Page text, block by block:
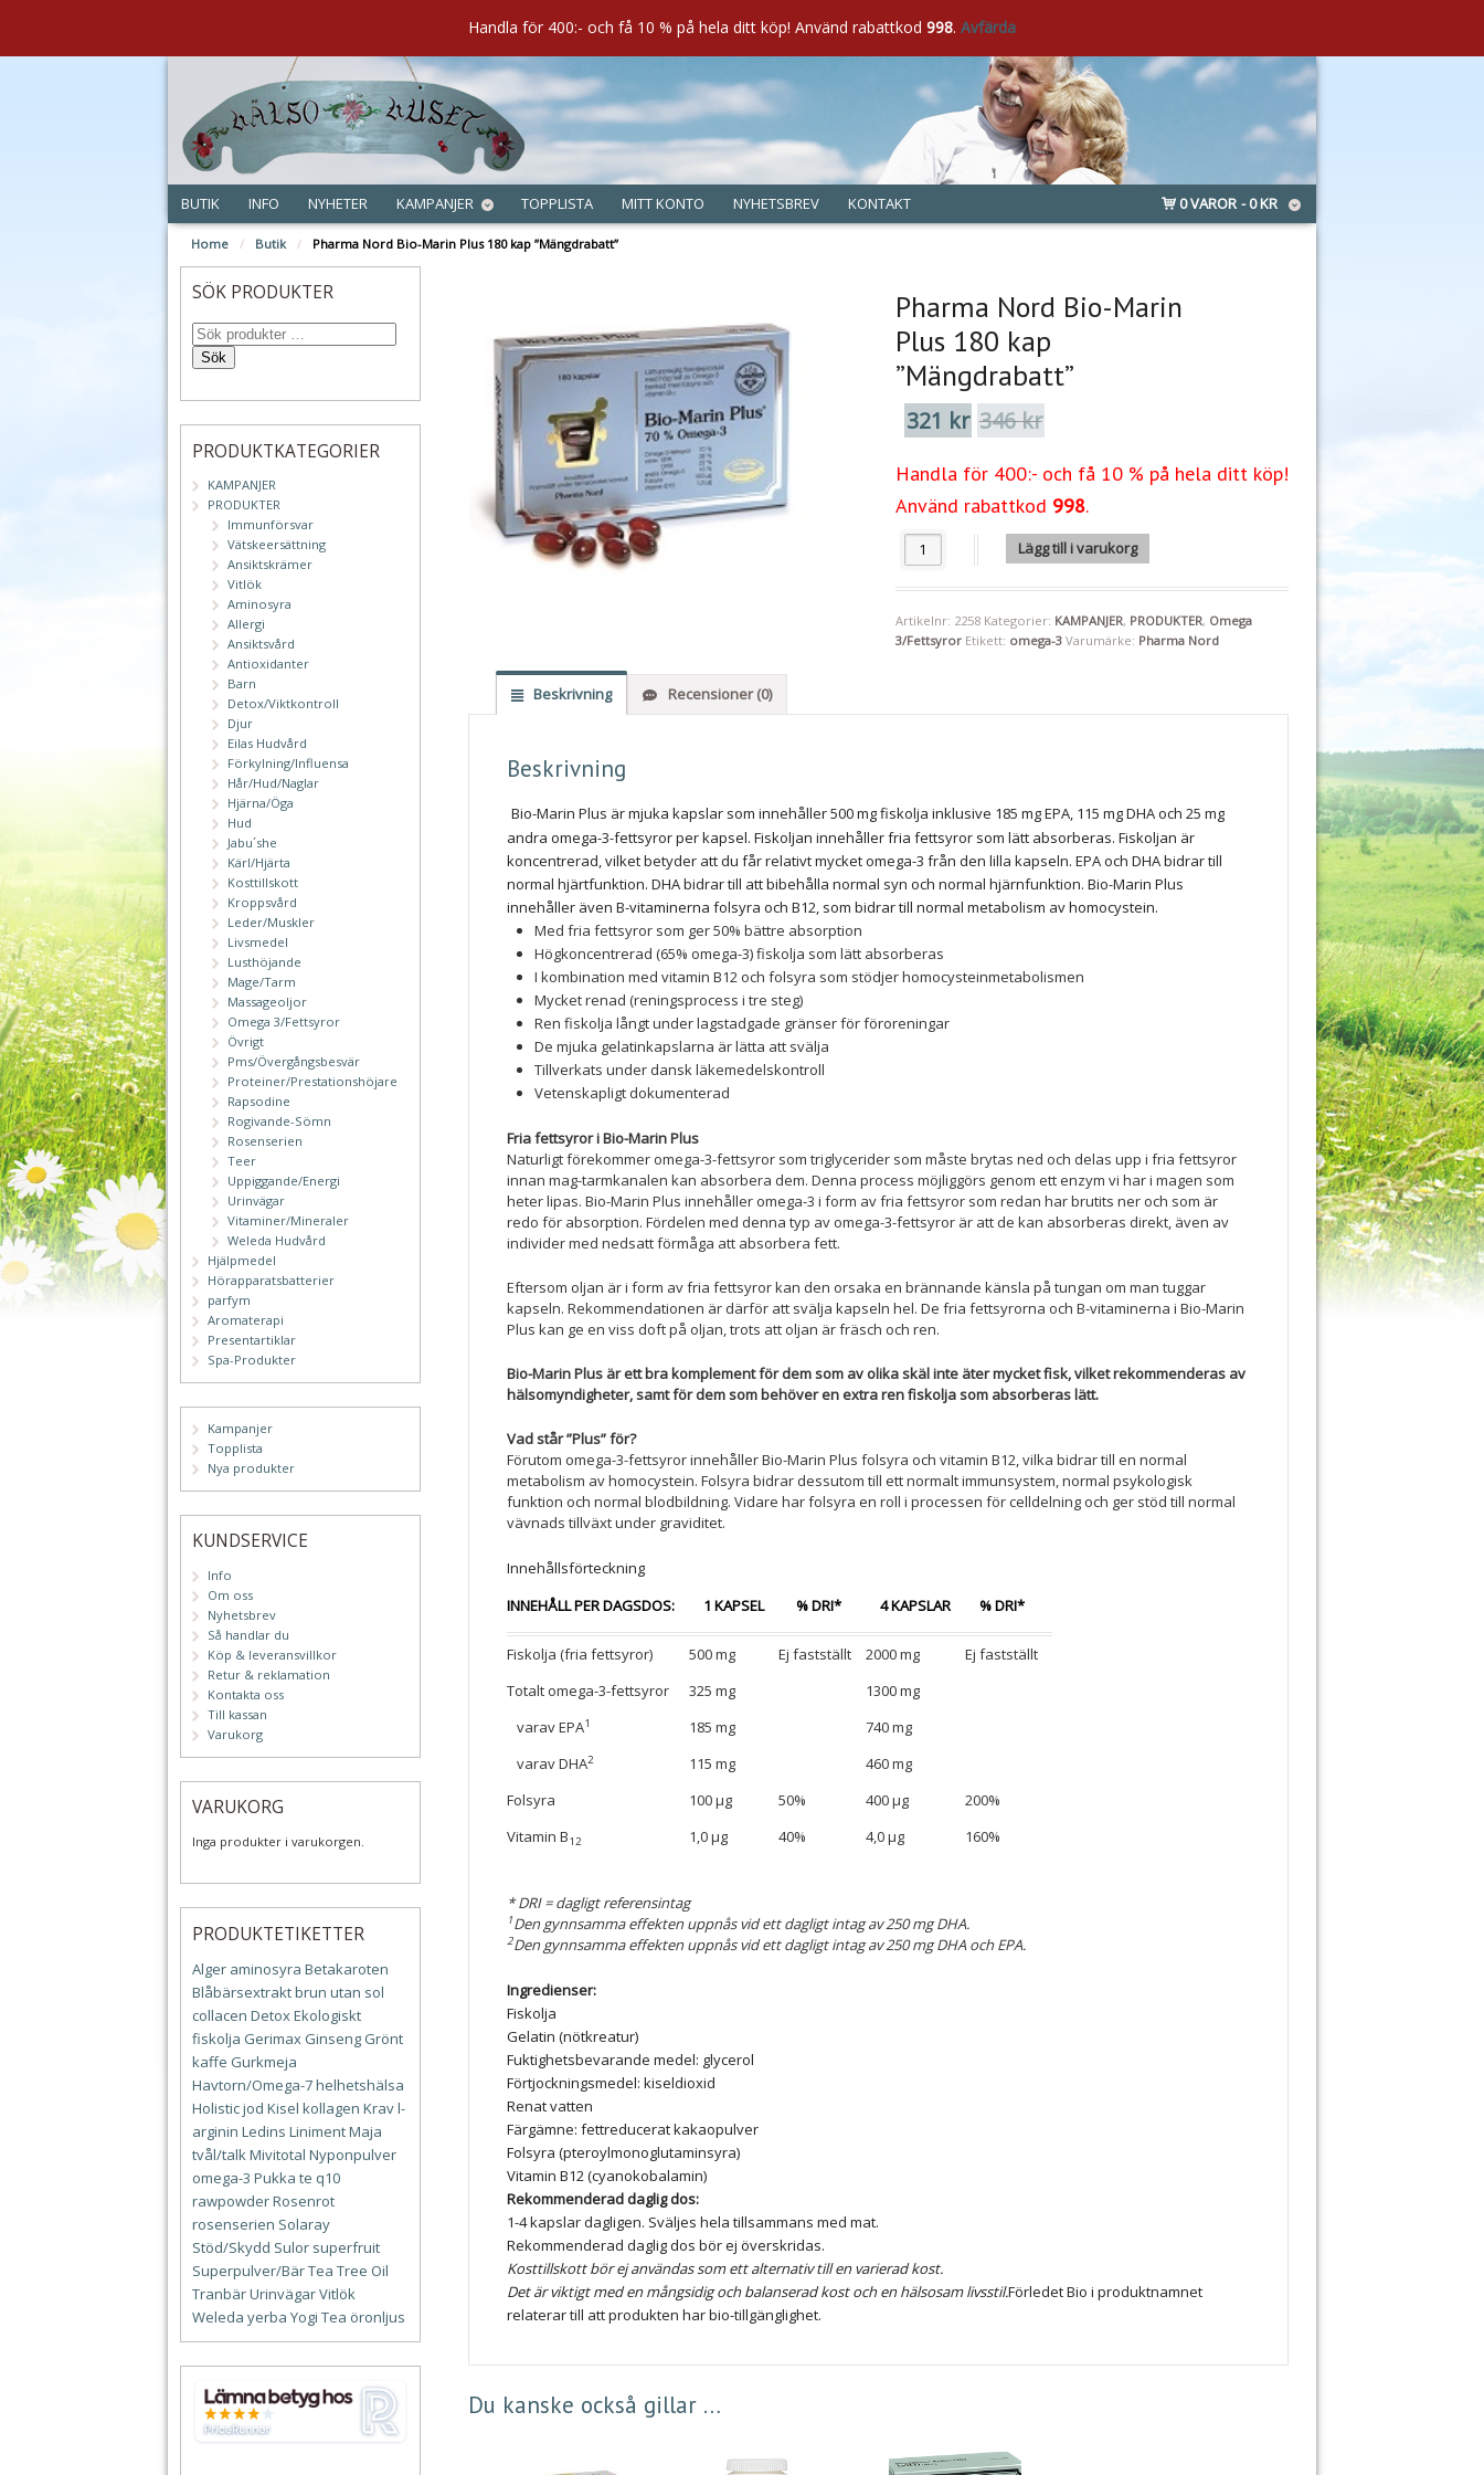
BUTIK INFO NYHETER KAMPANJER TOPPLISTA MITT KONTO NYHETSBREV KONTAKT 0 VAROR 0 KR
Handla för 400:- och få 10 % på hela ditt köp ! Använd rabattkod 998
Home / Butik / Pharma Nord Bio-Marin Plus 180 kap ”Mängdrabatt”
Pharma Nord Bio-Marin
Plus 180 kap
”Mängdrabatt”
346krDet
ursprungliga
var:
346 kr.
321 kr
Det
nuvarande
är:
321 kr.
Handla för 400:- och få 10 % på hela ditt köp!
Använd rabattkod 998.
Pharma Nord Bio-Marin Plus 180 kap "Mängdrabatt" mängd
Lägg till i varukorg
Artikelnr: 2258 Kategorier: KAMPANJER, PRODUKTER, Omega
3/Fettsyror Etikett: omega-3 Varumärke: Pharma Nord
Beskrivning Recensioner (0)
Beskrivning
Bio-Marin Plus är mjuka kapslar som innehåller 500 mg fiskolja inklusive 185 mg EPA, 115 mg DHA och 25 mg
andra omega-3-fettsyror per kapsel. Fiskoljan innehåller fria fettsyror som lätt absorberas. Fiskoljan är
koncentrerad, vilket betyder att du får relativt mycket omega-3 från den lilla kapseln. EPA och DHA bidrar till
normal hjärtfunktion. DHA bidrar till att bibehålla normal syn och normal hjärnfunktion. Bio-Marin Plus
innehåller även B-vitaminerna folsyra och B12, som bidrar till normal metabolism av homocystein.
Med fria fettsyror som ger 50% bättre absorption
Högkoncentrerad (65% omega-3) fiskolja som lätt absorberas
I kombination med vitamin B12 och folsyra som stödjer homocysteinmetabolismen
Mycket renad (reningsprocess i tre steg)
Ren fiskolja långt under lagstadgade gränser för föroreningar
De mjuka gelatinkapslarna är lätta att svälja
Tillverkats under dansk läkemedelskontroll
Vetenskapligt dokumenterad
Fria fettsyror i Bio-Marin Plus
Naturligt förekommer omega-3-fettsyror som triglycerider som måste brytas ned och delas upp i fria fettsyror
innan mag-tarmkanalen kan absorbera dem. Denna process möjliggörs genom ett enzym vi har i magen som
heter lipas. Bio-Marin Plus innehåller omega-3 i form av fria fettsyror som redan har brutits ner och som är
redo för absorption. Fördelen med denna typ av omega-3-fettsyror är att de kan absorberas direkt, även av
individer med nedsatt förmåga att absorbera fett.
Eftersom oljan är i form av fria fettsyror kan den orsaka en brännande känsla på tungan om man tuggar
kapseln. Rekommendationen är därför att svälja kapseln hel. De fria fettsyrorna och B-vitaminerna i Bio-Marin
Plus kan ge en viss doft på oljan, trots att oljan är fräsch och ren.
Bio-Marin Plus är ett bra komplement för dem som av olika skäl inte äter mycket fisk, vilket rekommenderas av
hälsomyndigheter, samt för dem som behöver en extra ren fiskolja som absorberas lätt.
Vad står ”Plus” för?
Förutom omega-3-fettsyror innehåller Bio-Marin Plus folsyra och vitamin B12, vilka bidrar till en normal
metabolism av homocystein. Folsyra bidrar dessutom till ett normalt immunsystem, normal psykologisk
funktion och normal blodbildning. Vidare har folsyra en roll i processen för celldelning och ger stöd till normal
vävnads tillväxt under graviditet.
Innehållsförteckning
INNEHÅLL PER DAGSDOS:
1 KAPSEL % DRI* 4 KAPSLAR % DRI*
Fiskolja (fria fettsyror) 500 mg Ej fastställt 2000 mg
Ej fastställt
Totalt omega-3-fettsyror
325 mg
1300 mg
varav EPA1 185 mg
740 mg
varav DHA2 115 mg
460 mg
Folsyra
100 µg 50% 400 µg
200%
Vitamin B12 1,0 µg 40% 4,0 µg 160%
* DRI = dagligt referensintag
1Den gynnsamma effekten uppnås vid ett dagligt intag av 250 mg DHA.
2Den gynnsamma effekten uppnås vid ett dagligt intag av 250 mg DHA och EPA.
Ingredienser:
Fiskolja
Gelatin (nötkreatur)
Fuktighetsbevarande medel: glycerol
Förtjockningsmedel: kiseldioxid
Renat vatten
Färgämne: fettreducerat kakaopulver
Folsyra (pteroylmonoglutaminsyra)
Vitamin B12 (cyanokobalamin)
Rekommenderad daglig dos:
1-4 kapslar dagligen. Sväljes hela tillsammans med mat.
Rekommenderad daglig dos bör ej överskridas.
Kosttillskott bör ej användas som ett alternativ till en varierad kost.
Det är viktigt med en mångsidig och balanserad kost och en hälsosam livsstil.Förledet Bio i produktnamnet
relaterar till att produkten har bio-tillgänglighet.
Du kanske också gillar …
SÖK PRODUKTER
Sök
PRODUKTKATEGORIER
KAMPANJER
PRODUKTER
Immunförsvar
Vätskeersättning
Ansiktskrämer
Vitlök
Aminosyra
Allergi
Ansiktsvård
Antioxidanter
Barn
Detox/Viktkontroll
Djur
Eilas Hudvård
Förkylning/Influensa
Hår/Hud/Naglar
Hjärna/Öga
Hud
Jabu´she
Kärl/Hjärta
Kosttillskott
Kroppsvård
Leder/Muskler
Livsmedel
Lusthöjande
Mage/Tarm
Massageoljor
Omega 3/Fettsyror
Övrigt
Pms/Övergångsbesvär
Proteiner/Prestationshöjare
Rapsodine
Rogivande-Sömn
Rosenserien
Teer
Uppiggande/Energi
Urinvägar
Vitaminer/Mineraler
Weleda Hudvård
Hjälpmedel
Hörapparatsbatterier
parfym
Aromaterapi
Presentartiklar
Spa-Produkter
Kampanjer
Topplista
Nya produkter
KUNDSERVICE
Info
Om oss
Nyhetsbrev
Så handlar du
Köp & leveransvillkor
Retur & reklamation
Kontakta oss
Till kassan
Varukorg
VARUKORG
Inga produkter i varukorgen.
PRODUKTETIKETTER
Alger aminosyra Betakaroten
Blåbärsextraktbrun utan sol
collacen DetoxEkologiskt
fiskolja Gerimax Ginseng Grönt
kaffe Gurkmeja
Havtorn/Omega-7helhetshälsa
Holisticjod Kisel kollagen Kravl-
arginin Ledins LinimentMaja
tvål/talkMivitotal Nyponpulver
omega-3 Pukka te q10
rawpowderRosenrot
rosenserien Solaray
Stöd/Skydd Sulor superfruit
Superpulver/BärTea Tree Oil
TranbärUrinvägarVitlök
Weleda yerba Yogi Tea öronljus
Handla för 400:- och få 10 % på hela ditt köp! Använd rabattkod 998. Avfärda